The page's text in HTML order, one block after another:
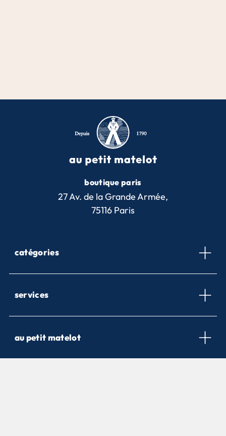
boutique paris
27 Av. de la Grande Armée,
75116 Paris
catégories
services
au petit matelot